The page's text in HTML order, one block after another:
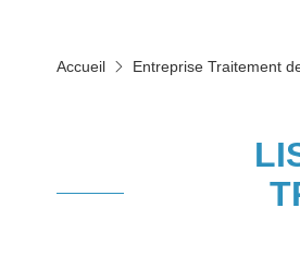
Accueil Entreprise Traitement